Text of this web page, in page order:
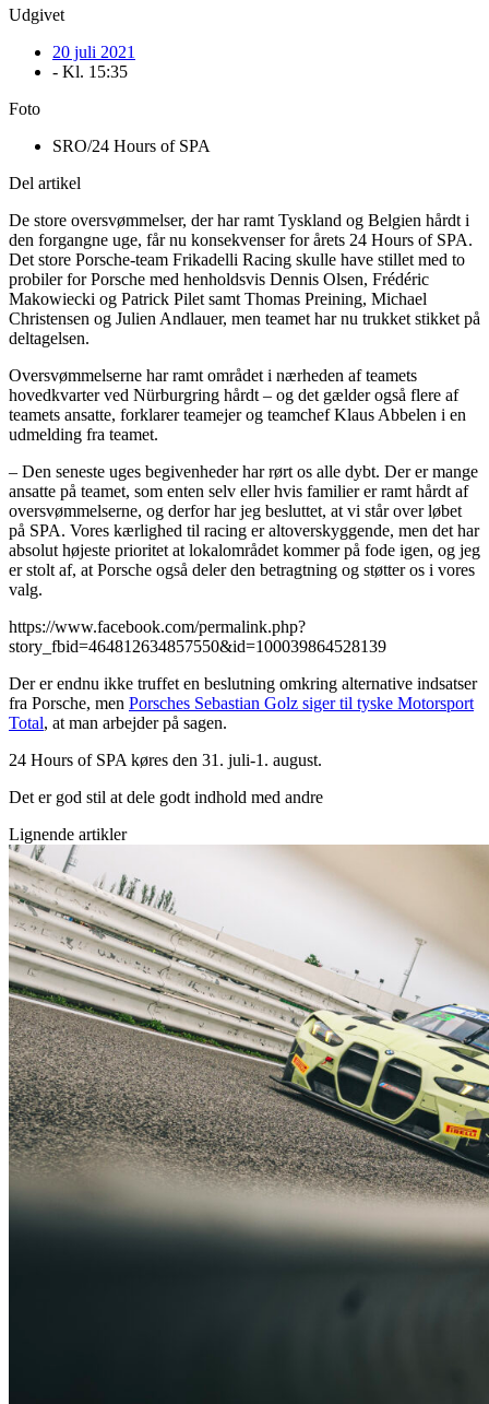
Udgivet
20 juli 2021
- Kl. 15:35
Foto
SRO/24 Hours of SPA
Del artikel
De store oversvømmelser, der har ramt Tyskland og Belgien hårdt i
den forgangne uge, får nu konsekvenser for årets 24 Hours of SPA.
Det store Porsche-team Frikadelli Racing skulle have stillet med to
probiler for Porsche med henholdsvis Dennis Olsen, Frédéric
Makowiecki og Patrick Pilet samt Thomas Preining, Michael
Christensen og Julien Andlauer, men teamet har nu trukket stikket på
deltagelsen.
Oversvømmelserne har ramt området i nærheden af teamets
hovedkvarter ved Nürburgring hårdt – og det gælder også flere af
teamets ansatte, forklarer teamejer og teamchef Klaus Abbelen i en
udmelding fra teamet.
– Den seneste uges begivenheder har rørt os alle dybt. Der er mange
ansatte på teamet, som enten selv eller hvis familier er ramt hårdt af
oversvømmelserne, og derfor har jeg besluttet, at vi står over løbet
på SPA. Vores kærlighed til racing er altoverskyggende, men det har
absolut højeste prioritet at lokalområdet kommer på fode igen, og jeg
er stolt af, at Porsche også deler den betragtning og støtter os i vores
valg.
https://www.facebook.com/permalink.php?
story_fbid=464812634857550&id=100039864528139
Der er endnu ikke truffet en beslutning omkring alternative indsatser
fra Porsche, men Porsches Sebastian Golz siger til tyske Motorsport
Total, at man arbejder på sagen.
24 Hours of SPA køres den 31. juli-1. august.
Det er god stil at dele godt indhold med andre
Lignende artikler